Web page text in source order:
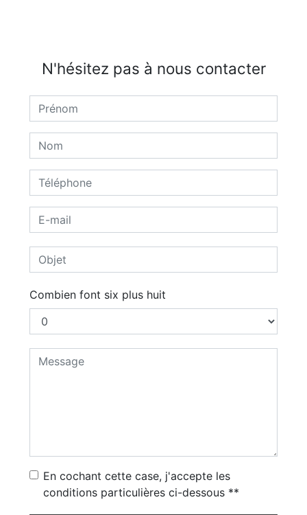
N'hésitez pas à nous contacter
Combien font six plus huit
En cochant cette case, j'accepte les
conditions particulières ci-dessous **